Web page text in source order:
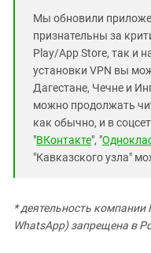
Мы обновили
признательны за
Play/App Store, так и
установки VPN вы
Дагестане, Чечне и
можно продолжать
как обычно, и в
"ВКонтакте", "
"Кавказского узла"
* деятельность компании
WhatsApp) запрещена в